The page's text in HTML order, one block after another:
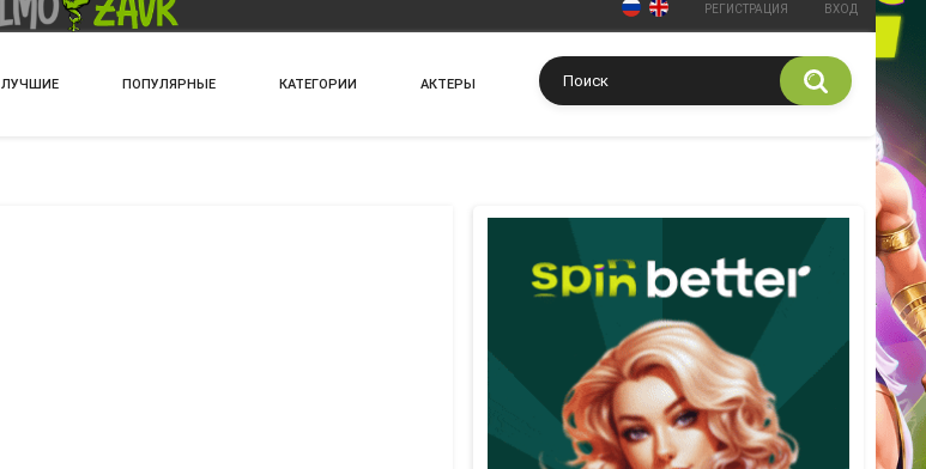
РЕГИСТРАЦИЯ ВХОД
ЛУЧШИЕ ПОПУЛЯРНЫЕ КАТЕГОРИИ АКТЕРЫ